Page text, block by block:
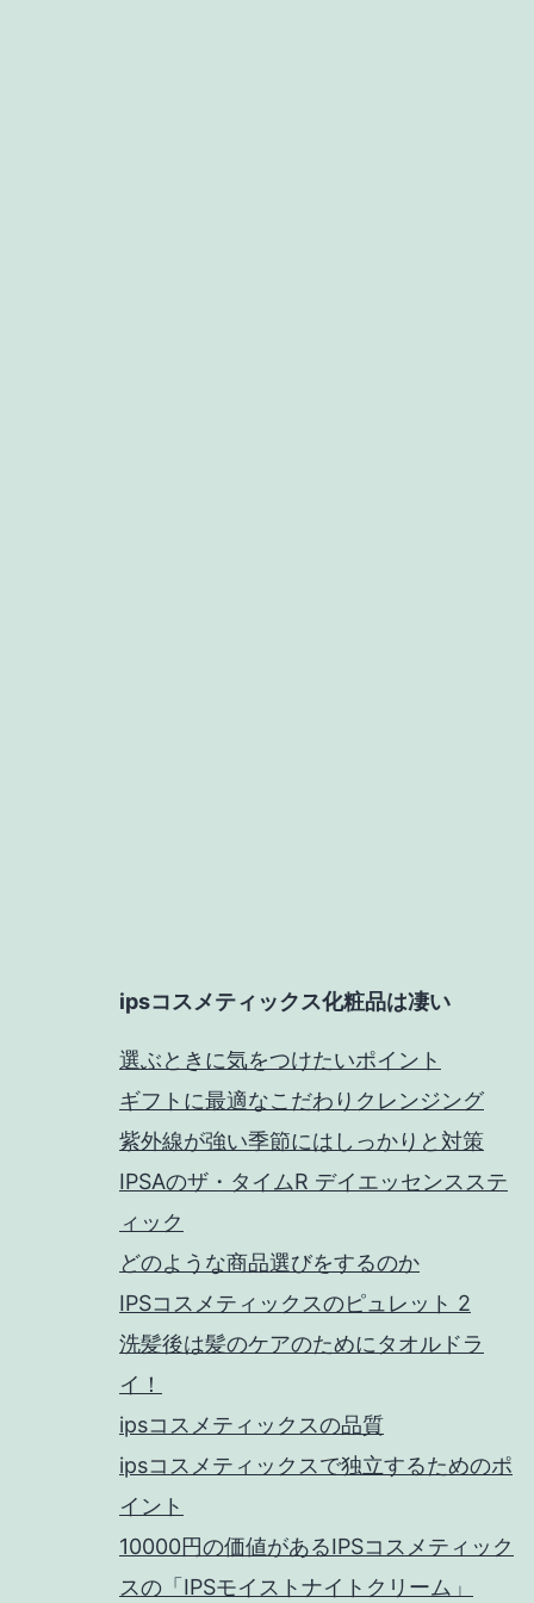
ipsコスメティックス化粧品は凄い
選ぶときに気をつけたいポイント
ギフトに最適なこだわりクレンジング
紫外線が強い季節にはしっかりと対策
IPSAのザ・タイムR デイエッセンスステ
ィック
どのような商品選びをするのか
IPSコスメティックスのピュレット 2
洗髪後は髪のケアのためにタオルドラ
イ！
ipsコスメティックスの品質
ipsコスメティックスで独立するためのポ
イント
10000円の価値があるIPSコスメティック
スの「IPSモイストナイトクリーム」